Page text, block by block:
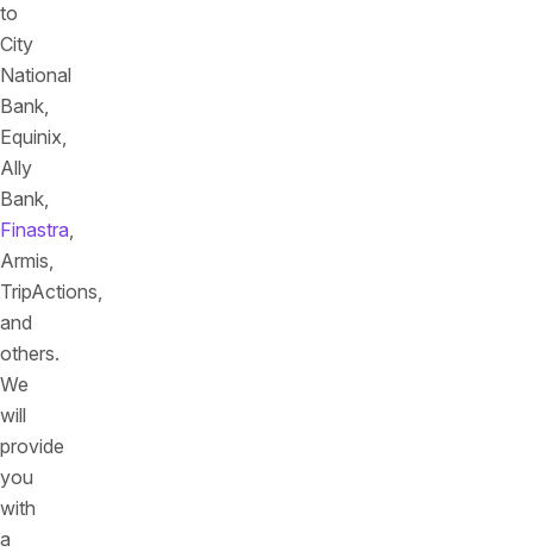
to
City
National
Bank,
Equinix,
Ally
Bank,
Finastra,
Armis,
TripActions,
and
others.
We
will
provide
you
with
a